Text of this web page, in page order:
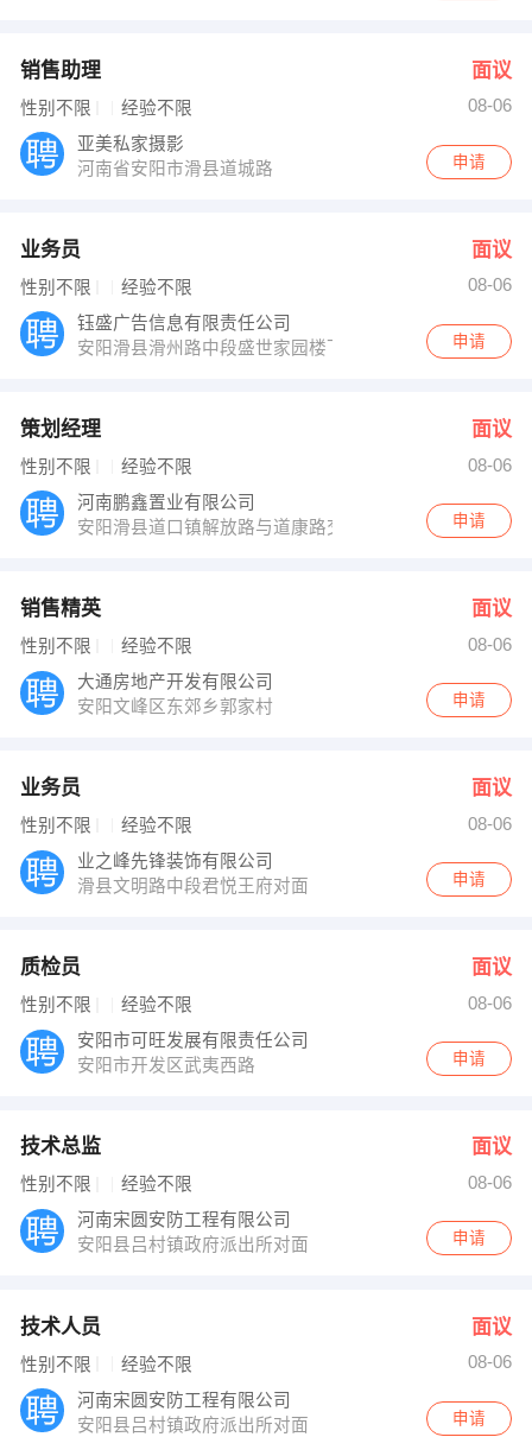
销售助理 面议
性别不限 经验不限
08-06
亚美私家摄影
河南省安阳市滑县道城路
申请
业务员 面议
性别不限 经验不限
08-06
钰盛广告信息有限责任公司
安阳滑县滑州路中段盛世家园楼下
申请
策划经理 面议
性别不限 经验不限
08-06
河南鹏鑫置业有限公司
安阳滑县道口镇解放路与道康路交汇处鹏鑫剑桥城售楼部
申请
销售精英 面议
性别不限 经验不限
08-06
大通房地产开发有限公司
安阳文峰区东郊乡郭家村
申请
业务员 面议
性别不限 经验不限
08-06
业之峰先锋装饰有限公司
滑县文明路中段君悦王府对面
申请
质检员 面议
性别不限 经验不限
08-06
安阳市可旺发展有限责任公司
安阳市开发区武夷西路
申请
技术总监 面议
性别不限 经验不限
08-06
河南宋圆安防工程有限公司
安阳县吕村镇政府派出所对面
申请
技术人员 面议
性别不限 经验不限
08-06
河南宋圆安防工程有限公司
安阳县吕村镇政府派出所对面
申请